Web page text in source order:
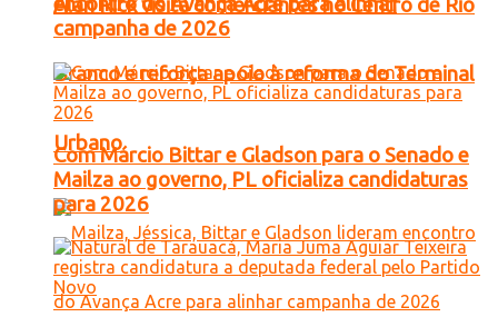
Alan Rick visita comerciantes no Centro de Rio
Branco e reforça apoio à reforma do Terminal
Urbano
campanha de 2026
Com Márcio Bittar e Gladson para o Senado e
Mailza ao governo, PL oficializa candidaturas
para 2026